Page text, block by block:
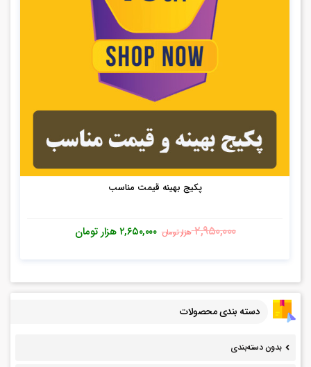
پکیج بهینه قیمت مناسب
۲,۹۵۰,۰۰۰ هزار تومان ۲,۶۵۰,۰۰۰هزار تومان
دسته بندی محصولات
بدون دسته‌بندی